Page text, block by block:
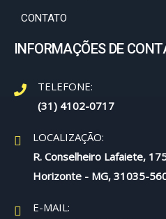
CONTATO
INFORMAÇÕES DE
TELEFONE:
(31) 4102-0717
LOCALIZAÇÃO:
R. Conselheiro Lafaiete,
Horizonte - MG, 31035-
E-MAIL: